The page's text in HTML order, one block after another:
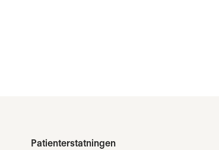
Patienterstatningen